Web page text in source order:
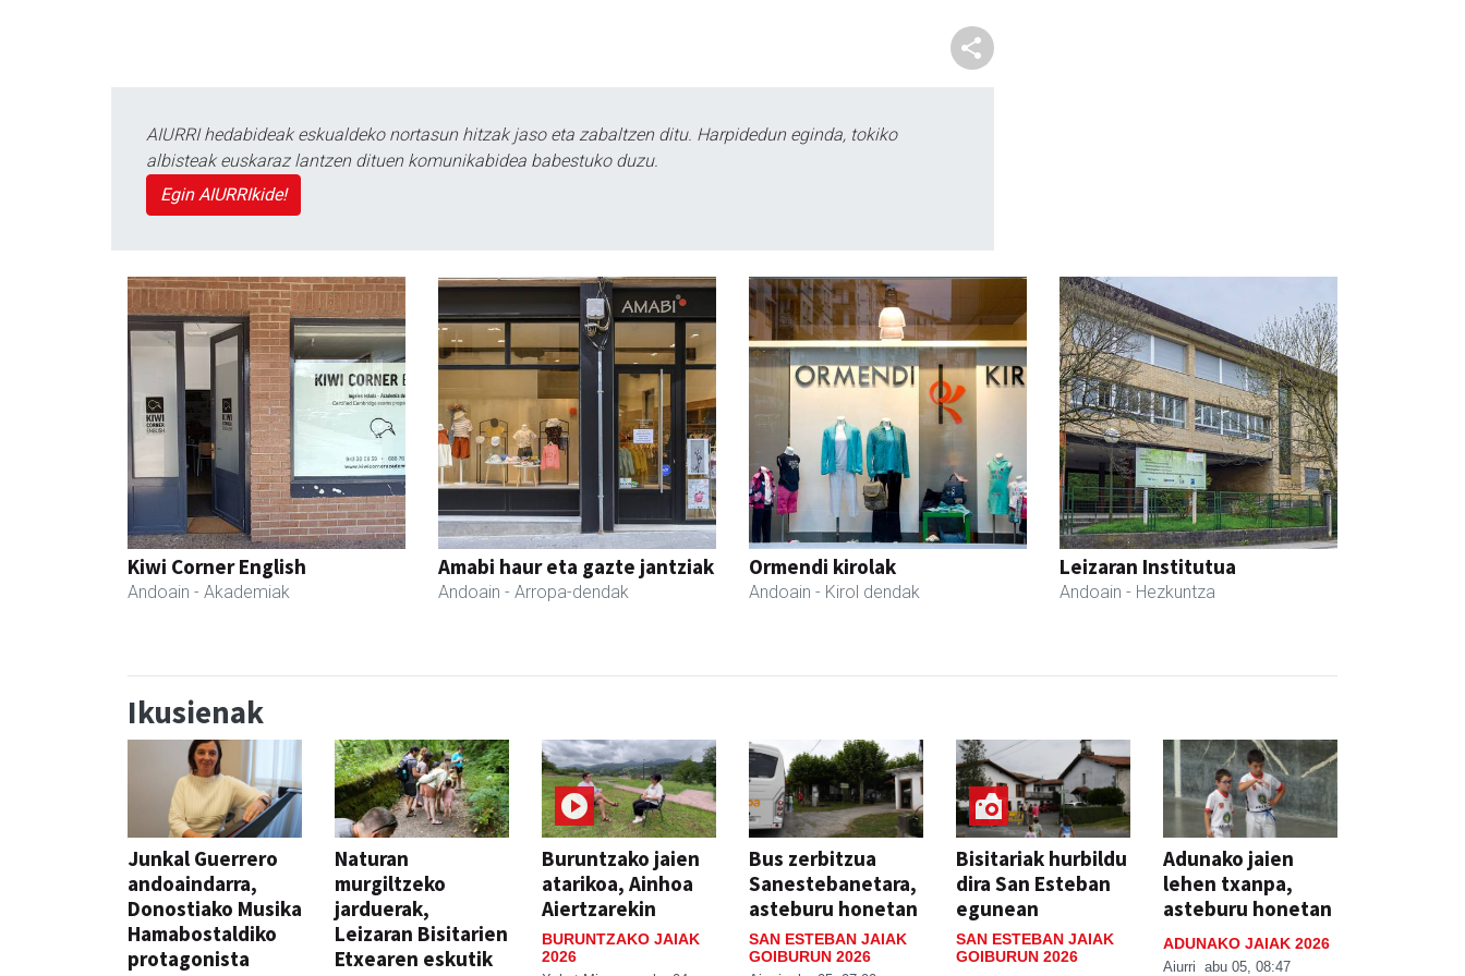
AIURRI hedabideak eskualdeko nortasun hitzak jaso eta zabaltzen ditu. Harpidedun eginda, tokiko
albisteak euskaraz lantzen dituen komunikabidea babestuko duzu.
Egin AIURRIkide!
Kiwi Corner English
Andoain - Akademiak
Amabi haur eta gazte jantziak
Andoain - Arropa-dendak
Ormendi kirolak
Andoain - Kirol dendak
Leizaran Institutua
Andoain - Hezkuntza
Ikusienak
Junkal Guerrero
andoaindarra,
Donostiako Musika
Hamabostaldiko
protagonista
Naturan
murgiltzeko
jarduerak,
Leizaran Bisitarien
Etxearen eskutik
Buruntzako jaien
atarikoa, Ainhoa
Aiertzarekin
BURUNTZAKO JAIAK
2026
Bus zerbitzua
Sanestebanetara,
asteburu honetan
SAN ESTEBAN JAIAK
GOIBURUN 2026
Bisitariak hurbildu
dira San Esteban
egunean
SAN ESTEBAN JAIAK
GOIBURUN 2026
Adunako jaien
lehen txanpa,
asteburu honetan
ADUNAKO JAIAK 2026
Aiurri abu 05, 08:47